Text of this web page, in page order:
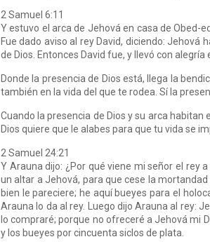
2 Samuel 6:11
Y estuvo el arca de Jehová en casa de Obed-
Fue dado aviso al rey David, diciendo: Jehová
de Dios. Entonces David fue, y llevó con alegría
Donde la presencia de Dios está, llega la
también en la vida del que te rodea. Sí la
Cuando la presencia de Dios y su arca habitan
Dios quiere que le alabes para que tu vida se
2 Samuel 24:21
Y Arauna dijo: ¿Por qué viene mi señor el rey
un altar a Jehová, para que cese la
bien le pareciere; he aquí bueyes para el
Arauna lo da al rey. Luego dijo Arauna al rey:
lo compraré; porque no ofreceré a Jehová mi
y los bueyes por cincuenta siclos de plata.